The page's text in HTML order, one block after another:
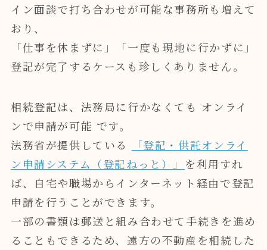
イン面談で打ち合わせが可能な事務所も増えて
おり、
「仕事を休まずに」「一度も現地に行かずに」
登記が完了するケースも珍しくありません。
相続登記は、法務局に行かなくても オンライ
ンで申請が可能 です。
法務省が提供している
「登記・供託オンライ
ン申請システム（登記ねっと）」 を利用すれ
ば、自宅や職場からインターネット経由で登記
申請を行うことができます。
一部の書類は郵送と組み合わせて手続きを進め
ることもできるため、遠方の不動産を相続した